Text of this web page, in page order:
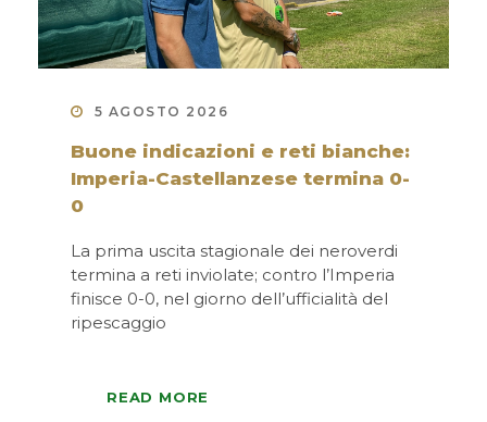
5 AGOSTO 2026
Buone indicazioni e reti bianche:
Imperia-Castellanzese termina 0-
0
La prima uscita stagionale dei neroverdi
termina a reti inviolate; contro l’Imperia
finisce 0-0, nel giorno dell’ufficialità del
ripescaggio
READ MORE